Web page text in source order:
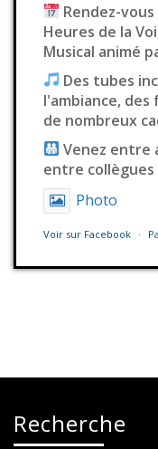
Rendez-
Heures de la
Musical animé
Des tubes
l'ambiance,
de nombreux
Venez entre
entre collègues
Photo
Voir sur Facebook ·
Ce problème
Recherche